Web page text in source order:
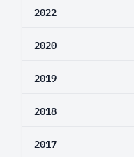
2022
2020
2019
2018
2017